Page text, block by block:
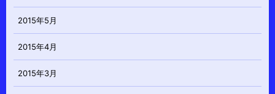
2015年5月
2015年4月
2015年3月